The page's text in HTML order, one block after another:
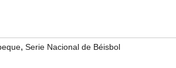
, Serie Nacional de Béisbol